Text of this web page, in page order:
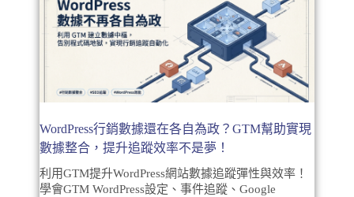
WordPress行銷數據還在各自為政？GTM幫助實現
數據整合，提升追蹤效率不是夢！
利用GTM提升WordPress網站數據追蹤彈性與效率！
學會GTM WordPress設定、事件追蹤、Google